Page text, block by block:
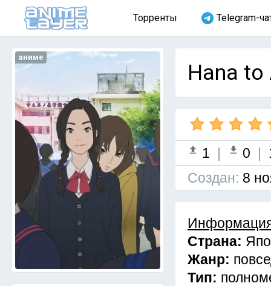
Торренты Telegram-
аниме
Hana to
1 | 0 |
Cоздан: 8
Страна:
Жанр:
Тип: